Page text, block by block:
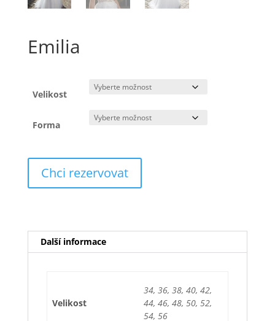
Emilia
Velikost
Forma
Chci rezervovat
Další informace
Velikost
34, 36, 38, 40, 42,
44, 46, 48, 50, 52,
54, 56